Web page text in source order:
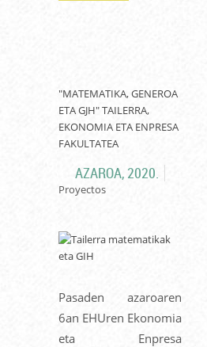
"MATEMATIKA, GENEROA
ETA GJH" TAILERRA,
EKONOMIA ETA ENPRESA
FAKULTATEA
AZAROA, 2020.
Proyectos
Pasaden azaroaren
6an EHUren Ekonomia
eta Enpresa